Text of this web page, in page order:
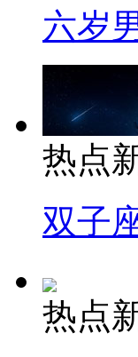
六岁
热点
双子
热点